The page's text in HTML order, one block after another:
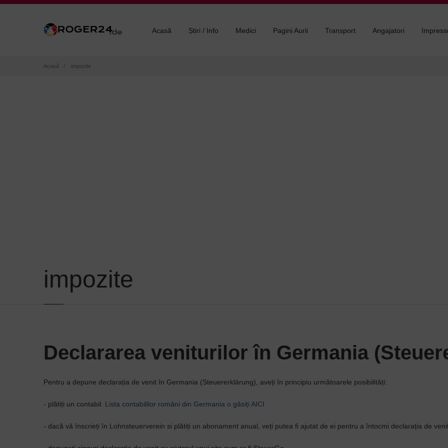
Acasă Știri / Info Medici Pagini Aurii Transport Angajatori
Breadcrumb
Acasă impozite
impozite
Declararea veniturilor în Germania
Pentru a depune declarația de venit în Germania (Steuererklärung), aveți în principiu următoarele posibilități:
- plătiți un contabil. Lista contabililor români din Germania o găsiți AICI
- dacă vă înscrieți în Lohnsteuerverein si plătiți un abonament anual, veți putea fi ajutat de ei pentru a întocmi declarația de